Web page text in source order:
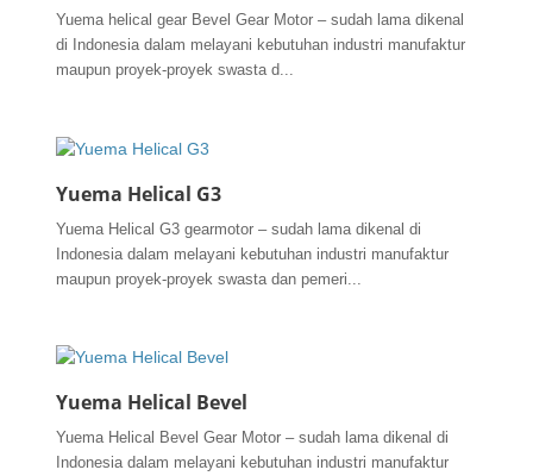
Yuema helical gear Bevel Gear Motor – sudah lama dikenal
di Indonesia dalam melayani kebutuhan industri manufaktur
maupun proyek-proyek swasta d...
Yuema Helical G3
Yuema Helical G3 gearmotor – sudah lama dikenal di
Indonesia dalam melayani kebutuhan industri manufaktur
maupun proyek-proyek swasta dan pemeri...
Yuema Helical Bevel
Yuema Helical Bevel Gear Motor – sudah lama dikenal di
Indonesia dalam melayani kebutuhan industri manufaktur